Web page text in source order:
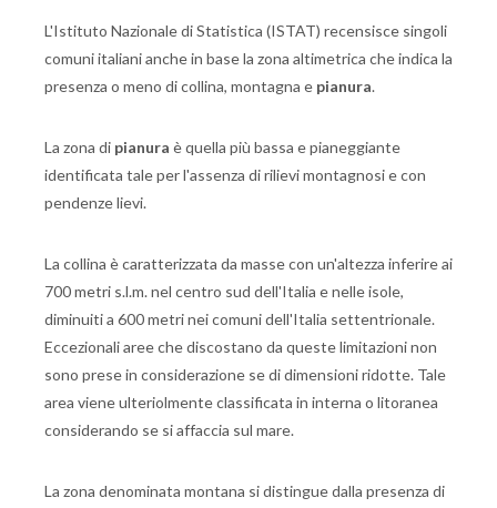
L'Istituto Nazionale di Statistica (ISTAT) recensisce singoli
comuni italiani anche in base la zona altimetrica che indica la
presenza o meno di collina, montagna e pianura.
La zona di pianura è quella più bassa e pianeggiante
identificata tale per l'assenza di rilievi montagnosi e con
pendenze lievi.
La collina è caratterizzata da masse con un'altezza inferire ai
700 metri s.l.m. nel centro sud dell'Italia e nelle isole,
diminuiti a 600 metri nei comuni dell'Italia settentrionale.
Eccezionali aree che discostano da queste limitazioni non
sono prese in considerazione se di dimensioni ridotte. Tale
area viene ulteriolmente classificata in interna o litoranea
considerando se si affaccia sul mare.
La zona denominata montana si distingue dalla presenza di